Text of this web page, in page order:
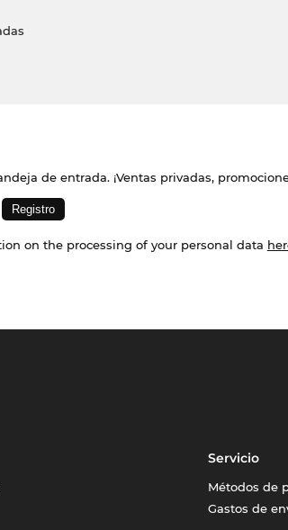
de entrada. ¡Ventas privadas,
on the processing of your personal data
Servicio
Métodos de
Gastos de